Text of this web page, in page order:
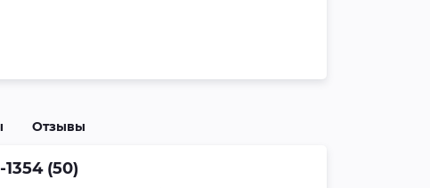
Отзывы
(50)